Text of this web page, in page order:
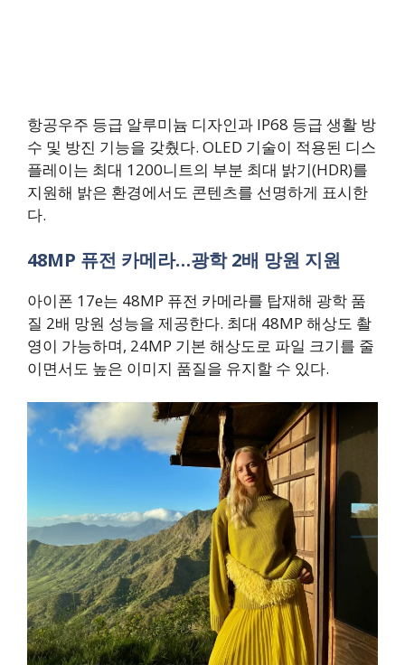
항공우주 등급 알루미늄 디자인과 IP68 등급 생활 방
수 및 방진 기능을 갖췄다. OLED 기술이 적용된 디스
플레이는 최대 1200니트의 부분 최대 밝기(HDR)를
지원해 밝은 환경에서도 콘텐츠를 선명하게 표시한
다.
48MP 퓨전 카메라…광학 2배 망원 지원
아이폰 17e는 48MP 퓨전 카메라를 탑재해 광학 품
질 2배 망원 성능을 제공한다. 최대 48MP 해상도 촬
영이 가능하며, 24MP 기본 해상도로 파일 크기를 줄
이면서도 높은 이미지 품질을 유지할 수 있다.